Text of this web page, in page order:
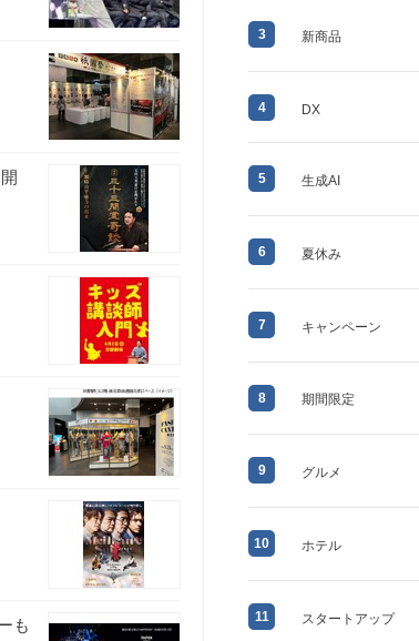
も
3 新商品
4 DX
5 生成AI
6 夏休み
7 キャンペーン
8 期間限定
9 グルメ
10 ホテル
11 スタートアップ